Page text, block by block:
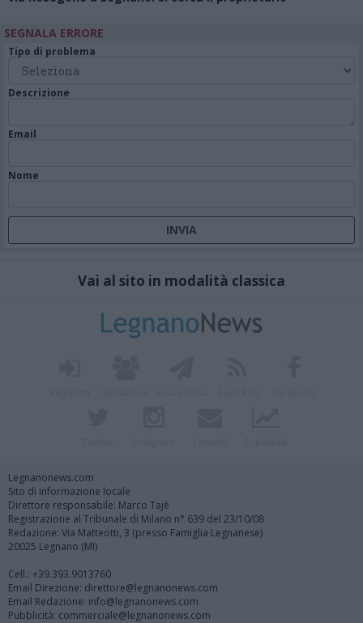
SEGNALA ERRORE
Tipo di problema
Descrizione
Email
Nome
Vai al sito in modalità classica
Legnanonews.com
Sito di informazione locale
Direttore responsabile: Marco Tajè
Registrazione al Tribunale di Milano n° 639 del 23/10/08
Redazione: Via Matteotti, 3 (presso Famiglia Legnanese)
20025 Legnano (MI)
Cell.: +39.393.9013760
Email Direzione: direttore@legnanonews.com
Email Redazione: info@legnanonews.com
Pubblicità: commerciale@legnanonews.com